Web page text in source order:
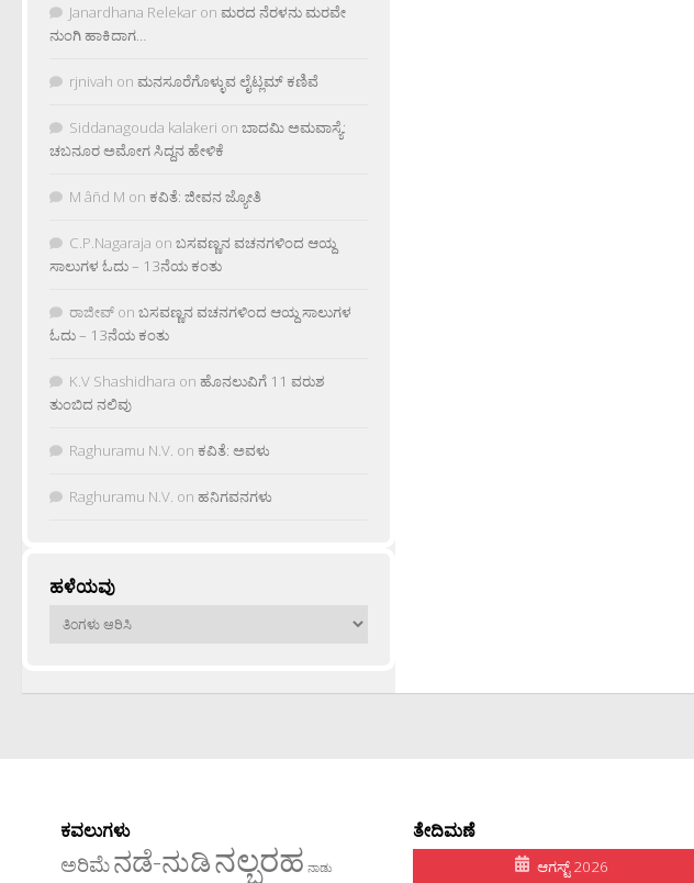
Janardhana Relekar on ಮರದ ನೆರಳನು ಮರವೇ
ನುಂಗಿ ಹಾಕಿದಾಗ…
rjnivah on ಮನಸೂರೆಗೊಳ್ಳುವ ಲೈಟ್ಲಮ್ ಕಣಿವೆ
Siddanagouda kalakeri on ಬಾದಮಿ ಅಮವಾಸ್ಯೆ:
ಚಬನೂರ ಅಮೋಗ ಸಿದ್ದನ ಹೇಳಿಕೆ
M âñd M on ಕವಿತೆ: ಜೀವನ ಜ್ಯೋತಿ
C.P.Nagaraja on ಬಸವಣ್ಣನ ವಚನಗಳಿಂದ ಆಯ್ದ
ಸಾಲುಗಳ ಓದು – 13ನೆಯ ಕಂತು
ರಾಜೀವ್ on ಬಸವಣ್ಣನ ವಚನಗಳಿಂದ ಆಯ್ದ ಸಾಲುಗಳ
ಓದು – 13ನೆಯ ಕಂತು
K.V Shashidhara on ಹೊನಲುವಿಗೆ 11 ವರುಶ
ತುಂಬಿದ ನಲಿವು
Raghuramu N.V. on ಕವಿತೆ: ಅವಳು
Raghuramu N.V. on ಹನಿಗವನಗಳು
ಹಳೆಯವು
ಹಳೆಯವು
ಕವಲುಗಳು
ಅರಿಮೆನಡೆ-ನುಡಿನಲ್ಬರಹ ನಾಡು
ತೇದಿಮಣೆ
ಆಗಸ್ಟ್ 2026